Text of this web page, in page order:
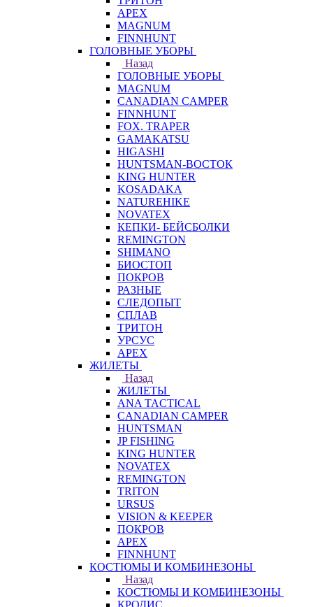
APEX
MAGNUM
FINNHUNT
ГОЛОВНЫЕ УБОРЫ
Назад
ГОЛОВНЫЕ УБОРЫ
MAGNUM
CANADIAN CAMPER
FINNHUNT
FOX. TRAPER
GAMAKATSU
HIGASHI
HUNTSMAN-ВОСТОК
KING HUNTER
KOSADAKA
NATUREHIKE
NOVATEX
КЕПКИ- БЕЙСБОЛКИ
REMINGTON
SHIMANO
БИОСТОП
ПОКРОВ
РАЗНЫЕ
СЛЕДОПЫТ
СПЛАВ
ТРИТОН
УРСУС
APEX
ЖИЛЕТЫ
Назад
ЖИЛЕТЫ
ANA TACTICAL
CANADIAN CAMPER
HUNTSMAN
JP FISHING
KING HUNTER
NOVATEX
REMINGTON
TRITON
URSUS
VISION & KEEPER
ПОКРОВ
APEX
FINNHUNT
КОСТЮМЫ И КОМБИНЕЗОНЫ
Назад
КОСТЮМЫ И КОМБИНЕЗОНЫ
КРОДИС